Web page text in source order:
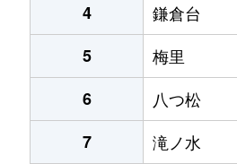
4
鎌倉台
5
梅里
6
八つ松
7
滝ノ水